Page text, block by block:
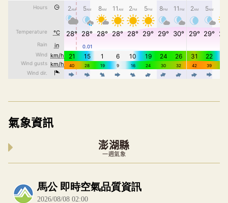
氣象資訊
澎湖縣
一週氣象
內嵌空氣品質小工具為視覺預覽，完整即時空